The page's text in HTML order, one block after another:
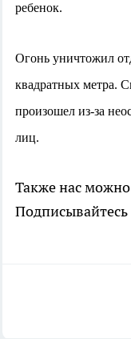
ребенок.
Огонь уничтожил
квадратных метра.
произошел из-за
лиц.
Также нас можно
Подписывайтесь